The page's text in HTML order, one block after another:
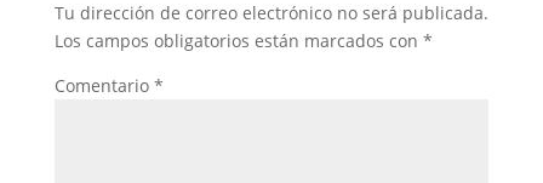
Tu dirección de correo electrónico no será publicada.
Los campos obligatorios están marcados con *
Comentario *